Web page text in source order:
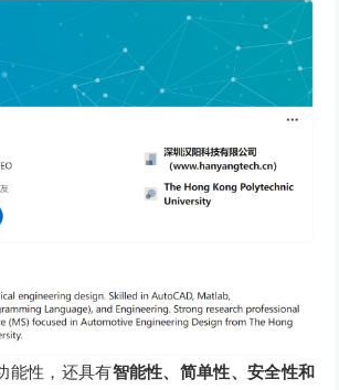
能性，还具有智能性、简单性、安全性和